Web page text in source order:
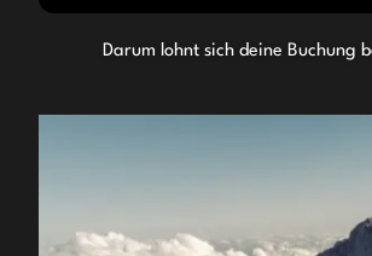
Darum lohnt sich deine Buchung